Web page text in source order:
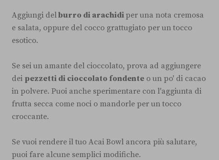
Aggiungi delburro di arachidi per una nota cremosa
e salata, oppure del cocco grattugiato per un tocco
esotico.
Se sei un amante del cioccolato, prova ad aggiungere
dei pezzetti di cioccolato fondente o un po' di cacao
in polvere. Puoi anche sperimentare con l'aggiunta di
frutta secca come noci o mandorle per un tocco
croccante.
Se vuoi rendere il tuo Acai Bowl ancora più salutare,
puoi fare alcune semplici modifiche.